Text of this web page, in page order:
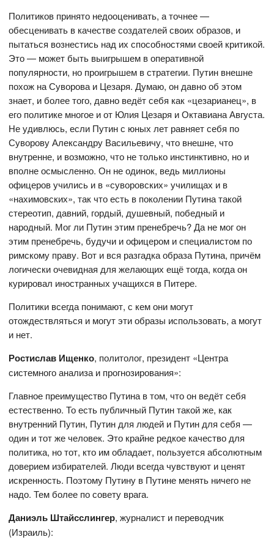
Политиков принято недооценивать, а точнее —
обесценивать в качестве создателей своих образов, и
пытаться вознестись над их способностями своей критикой.
Это — может быть выигрышем в оперативной
популярности, но проигрышем в стратегии. Путин внешне
похож на Суворова и Цезаря. Думаю, он давно об этом
знает, и более того, давно ведёт себя как «цезарианец», в
его политике многое и от Юлия Цезаря и Октавиана Августа.
Не удивлюсь, если Путин с юных лет равняет себя по
Суворову Александру Васильевичу, что внешне, что
внутренне, и возможно, что не только инстинктивно, но и
вполне осмысленно. Он не одинок, ведь миллионы
офицеров учились и в «суворовских» училищах и в
«нахимовских», так что есть в поколении Путина такой
стереотип, давний, гордый, душевный, победный и
народный. Мог ли Путин этим пренебречь? Да не мог он
этим пренебречь, будучи и офицером и специалистом по
римскому праву. Вот и вся разгадка образа Путина, причём
логически очевидная для желающих ещё тогда, когда он
курировал иностранных учащихся в Питере.
Политики всегда понимают, с кем они могут
отождествляться и могут эти образы использовать, а могут
и нет.
Ростислав Ищенко, политолог, президент «Центра
системного анализа и прогнозирования»:
Главное преимущество Путина в том, что он ведёт себя
естественно. То есть публичный Путин такой же, как
внутренний Путин, Путин для людей и Путин для себя —
один и тот же человек. Это крайне редкое качество для
политика, но тот, кто им обладает, пользуется абсолютным
доверием избирателей. Люди всегда чувствуют и ценят
искренность. Поэтому Путину в Путине менять ничего не
надо. Тем более по совету врага.
Даниэль Штайсслингер, журналист и переводчик
(Израиль):